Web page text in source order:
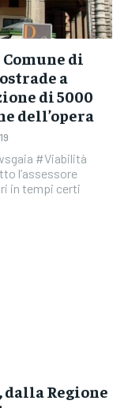
di
a
di 5000
dell’opera
#Viabilità
l’assessore
in tempi certi
dalla Regione